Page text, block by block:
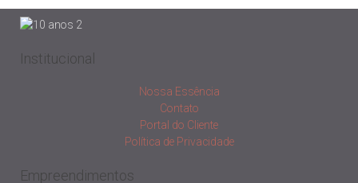
Institucional
Nossa Essência
Contato
Portal do Cliente
Política de Privacidade
Empreendimentos